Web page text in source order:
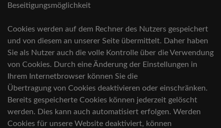
Beseitigungsmöglichkeit
Cookies werden auf dem Rechner des Nutzers gespeichert
und von diesem an unserer Seite übermittelt. Daher haben
Sie als Nutzer auch die volle Kontrolle über die Verwendung
von Cookies. Durch eine Änderung der Einstellungen in
Ihrem Internetbrowser können Sie die
Übertragung von Cookies deaktivieren oder einschränken.
Bereits gespeicherte Cookies können jederzeit gelöscht
werden. Dies kann auch automatisiert erfolgen. Werden
Cookies für unsere Website deaktiviert, können